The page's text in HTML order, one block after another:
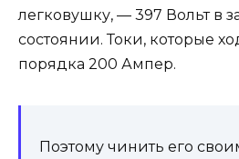
легковушку, — 397 Вольт в
состоянии. Токи, которые
порядка 200 Ампер.
Поэтому чинить его